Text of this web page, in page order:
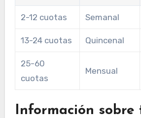
2-12 cuotas Semanal
13-24 cuotas Quincenal
25-60
cuotas
Mensual
Información sobre